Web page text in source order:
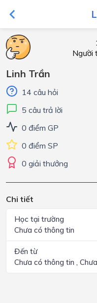
Người
Linh Trần
14 câu hỏi
5 câu trả lời
0 điểm GP
0 điểm SP
0 giải thưởng
Chi tiết
Học tại trường
Chưa có thông tin
Đến từ
Chưa có thông tin ,